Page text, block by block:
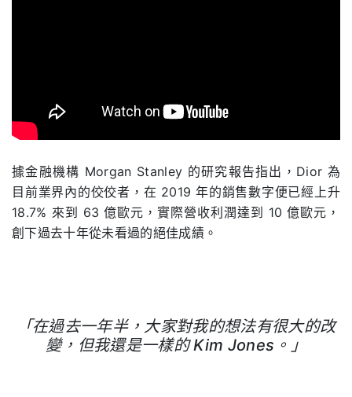
據金融機構 Morgan Stanley 的研究報告指出， Dior 為
目前業界內的佼佼者，在 2019年的銷售數字便已經上升
18.7% 來到 63億歐元，實際營收利潤達到 10億歐元，
創下過去十年從未看過的絕佳成績。
「在過去一年半，大家對我的想法有很大的改
變，但我還是一樣的Kim Jones 。」